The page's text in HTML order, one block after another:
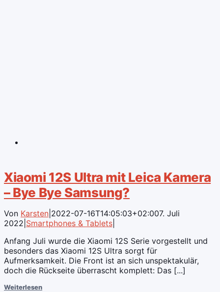
Xiaomi 12S Ultra mit Leica Kamera
– Bye Bye Samsung?
Von Karsten 2022-07-16T14:05:03+02:007. Juli
2022 Smartphones & Tablets
Anfang Juli wurde die Xiaomi 12S Serie vorgestellt und
besonders das Xiaomi 12S Ultra sorgt für
Aufmerksamkeit. Die Front ist an sich unspektakulär,
doch die Rückseite überrascht komplett: Das [...]
Weiterlesen